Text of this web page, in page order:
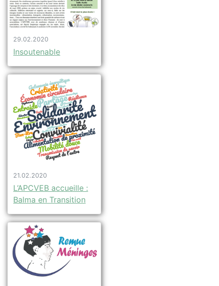
29.02.2020
Insoutenable
21.02.2020
L’APCVEB accueille :
Balma en Transition